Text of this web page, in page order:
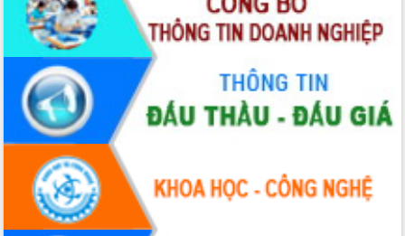
Du lịch Đắk Lắk nâng tầm trải nghiệm
du khách thông qua Hệ thống cơ sở dữ
liệu và Bản đồ số
Tập huấn ứng dụng trí tuệ nhân tạo (AI)
trong thương mại điện tử năm 2026
Đoàn đại biểu Quốc hội tỉnh Đắk Lắk
trao đổi thông tin trước Kỳ họp thứ
nhất, Quốc hội khóa XVI
Quyết liệt cải cách hành chính, khơi
thông nguồn lực phát triển
Nâng cao hiệu lực, hiệu quả HĐND
tỉnh thông qua hiện đại hóa hành chính